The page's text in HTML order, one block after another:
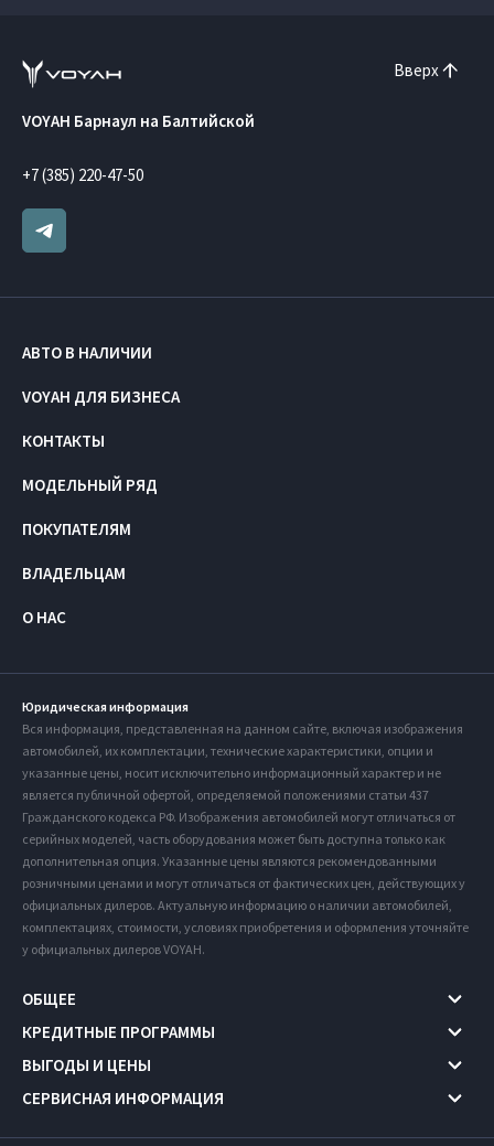
Вверх
VOYAH Барнаул на Балтийской
+7 (385) 220-47-50
АВТО В НАЛИЧИИ
VOYAH ДЛЯ БИЗНЕСА
КОНТАКТЫ
МОДЕЛЬНЫЙ РЯД
ПОКУПАТЕЛЯМ
ВЛАДЕЛЬЦАМ
О НАС
Юридическая информация
Вся информация, представленная на данном сайте, включая изображения
автомобилей, их комплектации, технические характеристики, опции и
указанные цены, носит исключительно информационный характер и не
является публичной офертой, определяемой положениями статьи 437
Гражданского кодекса РФ. Изображения автомобилей могут отличаться от
серийных моделей, часть оборудования может быть доступна только как
дополнительная опция. Указанные цены являются рекомендованными
розничными ценами и могут отличаться от фактических цен, действующих у
официальных дилеров. Актуальную информацию о наличии автомобилей,
комплектациях, стоимости, условиях приобретения и оформления уточняйте
у официальных дилеров VOYAH.
ОБЩЕЕ
КРЕДИТНЫЕ ПРОГРАММЫ
ВЫГОДЫ И ЦЕНЫ
СЕРВИСНАЯ ИНФОРМАЦИЯ